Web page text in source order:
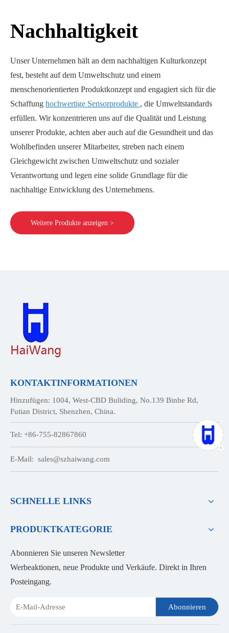
Nachhaltigkeit
Unser Unternehmen hält an dem nachhaltigen Kulturkonzept
fest, besteht auf dem Umweltschutz und einem
menschenorientierten Produktkonzept und engagiert sich für die
Schaffung hochwertige Sensorprodukte , die Umweltstandards
erfüllen. Wir konzentrieren uns auf die Qualität und Leistung
unserer Produkte, achten aber auch auf die Gesundheit und das
Wohlbefinden unserer Mitarbeiter, streben nach einem
Gleichgewicht zwischen Umweltschutz und sozialer
Verantwortung und legen eine solide Grundlage für die
nachhaltige Entwicklung des Unternehmens.
Weitere Produkte anzeigen >
KONTAKTINFORMATIONEN
Hinzufügen: 1004, West-CBD Buliding, No.139 Binhe Rd,
Futian District, Shenzhen, China.
Tel: +86-755-82867860
E-Mail: sales@szhaiwang.com
SCHNELLE LINKS
PRODUKTKATEGORIE
Abonnieren Sie unseren Newsletter
Werbeaktionen, neue Produkte und Verkäufe. Direkt in Ihren
Posteingang.
Abonnieren